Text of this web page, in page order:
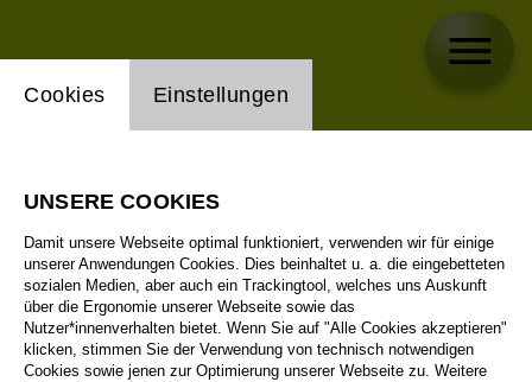
Einstellung Website Cookie
Cookies Einstellungen
UNSERE COOKIES
Damit unsere Webseite optimal funktioniert, verwenden wir für einige
unserer Anwendungen Cookies. Dies beinhaltet u. a. die eingebetteten
sozialen Medien, aber auch ein Trackingtool, welches uns Auskunft
über die Ergonomie unserer Webseite sowie das
Nutzer*innenverhalten bietet. Wenn Sie auf "Alle Cookies akzeptieren"
klicken, stimmen Sie der Verwendung von technisch notwendigen
Cookies sowie jenen zur Optimierung unserer Webseite zu. Weitere